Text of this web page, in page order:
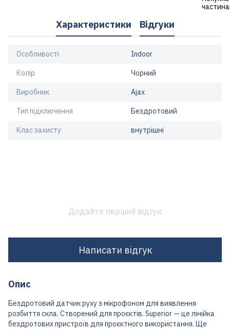
Характеристики Відгуки
Особливості Indoor
Колір Чорний
Виробник Ajax
Тип підключення Бездротовий
Клас захисту внутрішні
Додайте перший відгук
Написати відгук
Опис
Бездротовий датчик руху з мікрофоном для виявлення
розбиття скла. Створений для проєктів. Superior — це лінійка
бездротових пристроїв для проєктного використання. Ще